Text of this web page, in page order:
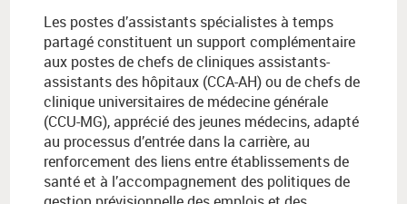
Les postes d’assistants spécialistes à temps
partagé constituent un support complémentaire
aux postes de chefs de cliniques assistants-
assistants des hôpitaux (CCA-AH) ou de chefs de
clinique universitaires de médecine générale
(CCU-MG), apprécié des jeunes médecins, adapté
au processus d’entrée dans la carrière, au
renforcement des liens entre établissements de
santé et à l’accompagnement des politiques de